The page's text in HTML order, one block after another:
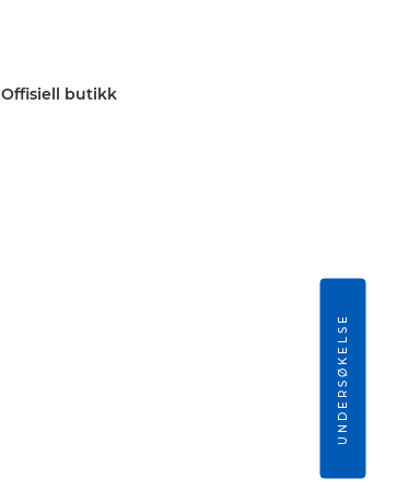
Offisiell butikk
UNDERSØKELSE